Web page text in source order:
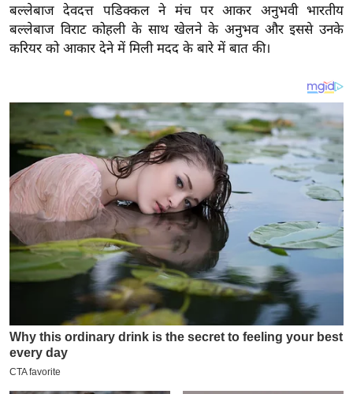
रा
य
ब
ल
क्रि
के
ट
I
P
L
2
6
क्रा
बल्लेबाज देवदत्त पडिक्कल ने मंच पर आकर अनुभवी भारतीय
बल्लेबाज विराट कोहली के साथ खेलने के अनुभव और इससे उनके
करियर को आकार देने में मिली मदद के बारे में बात की।